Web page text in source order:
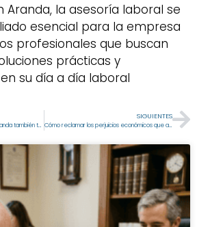
Aranda, la asesoría laboral se
esencial para la empresa
profesionales que buscan
prácticas y
su día a día laboral
¿Sabías que en Bufete Martín Aranda también tenemos servicios de asesoría fiscal?
SIGUIENTES
Cómo reclamar los perjuicios económicos que afectan a tu negocio